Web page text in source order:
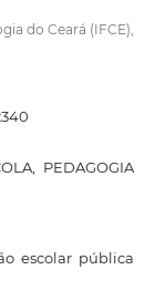
do Ceará (IFCE),
PEDAGOGIA
escolar pública